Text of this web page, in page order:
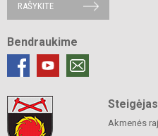
RAŠYKITE
Bendraukime
Steigėjas
Akmenės